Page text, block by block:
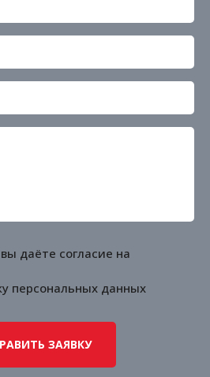
даёте согласие на
персональных данных